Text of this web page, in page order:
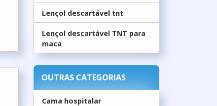
Lençol descartável tnt
Lençol descartável TNT para
maca
OUTRAS CATEGORIAS
Cama hospitalar